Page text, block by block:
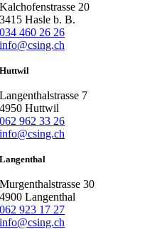
Kalchofenstrasse 20
3415 Hasle b. B.
034 460 26 26
info@csing.ch
Huttwil
Langenthalstrasse 7
4950 Huttwil
062 962 33 26
info@csing.ch
Langenthal
Murgenthalstrasse 30
4900 Langenthal
062 923 17 27
info@csing.ch